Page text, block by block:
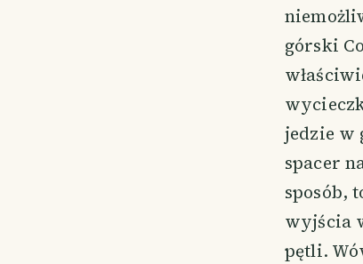
górski
jedzie w
spacer
sposób,
wyjścia
pętli.